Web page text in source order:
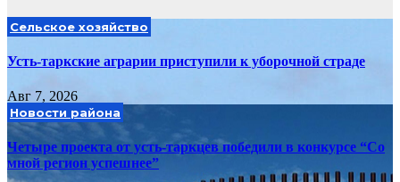
Сельское хозяйство
Усть-таркские аграрии приступили к уборочной страде
Авг 7, 2026
Новости района
Четыре проекта от усть-таркцев победили в конкурсе “Со
мной регион успешнее”